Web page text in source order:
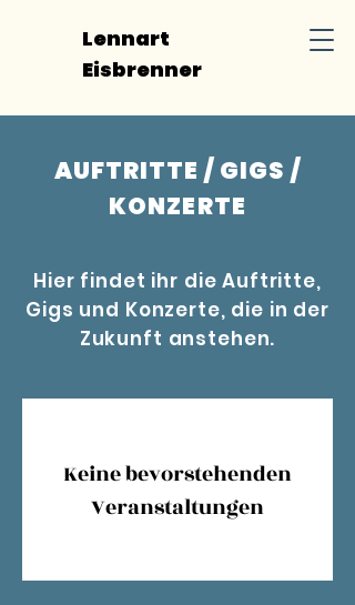
Lennart
Eisbrenner
AUFTRITTE / GIGS /
KONZERTE
Hier findet ihr die Auftritte,
Gigs und Konzerte, die in der
Zukunft anstehen.
Keine bevorstehenden
Veranstaltungen